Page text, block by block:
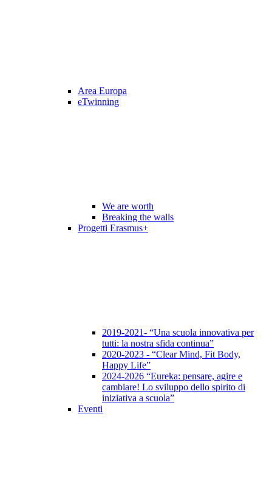
Area Europa
eTwinning
We are worth
Breaking the walls
Progetti Erasmus+
2019-2021- “Una scuola innovativa per
tutti: la nostra sfida continua”
2020-2023 - “Clear Mind, Fit Body,
Happy Life”
2024-2026 “Eureka: pensare, agire e
cambiare! Lo sviluppo dello spirito di
iniziativa a scuola”
Eventi